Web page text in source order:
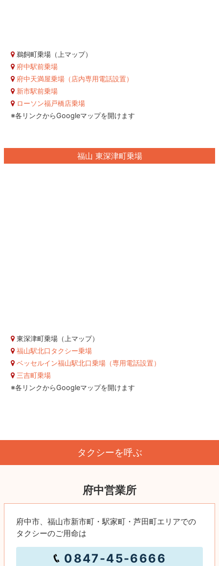
鵜飼町乗場（上マップ）
府中駅前乗場
府中天満屋乗場（店内専用電話設置）
新市駅前乗場
ローソン福戸橋店乗場
※各リンクからGoogleマップを開けます
福山 東深津町乗場
東深津町乗場（上マップ）
福山駅北口タクシー乗場
ベッセルイン福山駅北口乗場（専用電話設置）
三吉町乗場
※各リンクからGoogleマップを開けます
タクシーを呼ぶ
府中営業所
府中市、福山市新市町・駅家町・芦田町エリアでの
タクシーのご用命は
0847-45-6666